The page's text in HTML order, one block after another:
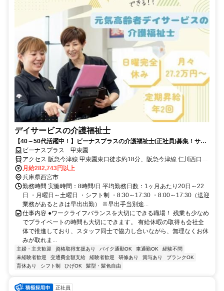
デイサービスの介護福祉士
【40～50代活躍中！】ビーナスプラスの介護福祉士(正社員)募集！サポ
ートもバッチリ！
ビーナスプラス 甲東園
アクセス 阪急今津線 甲東園東口徒歩約18分、阪急今津線 仁川西口徒
歩約19分 阪急今津線：甲東園駅より徒歩17分
月給282,743円以上
兵庫県西宮市
勤務時間 実働時間：8時間/日 平均勤務日数：1ヶ月あたり20日～22
日 ・月曜日～土曜日 ・シフト制 ・8:30～17:30 ・8:00～17:30（送迎
業務があるときは早出出勤） ※早出手当別途...
仕事内容 ●ワークライフバランスを大切にできる職場！ 残業も少なめ
でプライベートの時間も大切にできます。 有給休暇の取得も会社全
体で推進しており、スタッフ同士で協力し合いながら、無理なくお休
みが取れま...
主婦・主夫歓迎 資格取得支援あり バイク通勤OK 車通勤OK
経験不問
未経験者歓迎
交通費全額支給 経験者歓迎 研修あり 賞与あり
ブランクOK
育休あり
シフト制 ひげOK 髪型・髪色自由
正社員